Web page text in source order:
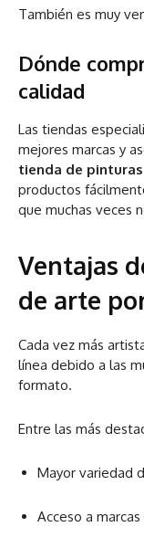
También es muy
Dónde
calidad
Las tiendas
mejores marcas y
tienda de
productos
que muchas veces
Ventajas
de arte
Cada vez más
línea debido a las
formato.
Entre las más
Mayor variedad
Acceso a